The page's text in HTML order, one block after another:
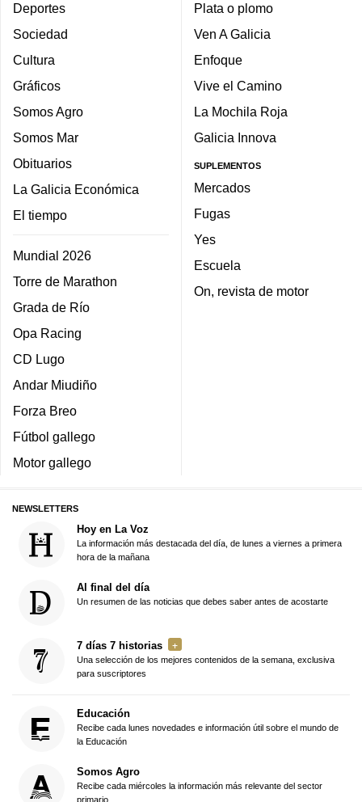
Deportes
Sociedad
Cultura
Gráficos
Somos Agro
Somos Mar
Obituarios
La Galicia Económica
El tiempo
Mundial 2026
Torre de Marathon
Grada de Río
Opa Racing
CD Lugo
Andar Miudiño
Forza Breo
Fútbol gallego
Motor gallego
Plata o plomo
Ven A Galicia
Enfoque
Vive el Camino
La Mochila Roja
Galicia Innova
SUPLEMENTOS
Mercados
Fugas
Yes
Escuela
On, revista de motor
NEWSLETTERS
Hoy en La Voz
La información más destacada del día, de lunes a viernes a primera
hora de la mañana
Al final del día
Un resumen de las noticias que debes saber antes de acostarte
7 días 7 historias
Una selección de los mejores contenidos de la semana, exclusiva
para suscriptores
Educación
Recibe cada lunes novedades e información útil sobre el mundo de
la Educación
Somos Agro
Recibe cada miércoles la información más relevante del sector
primario